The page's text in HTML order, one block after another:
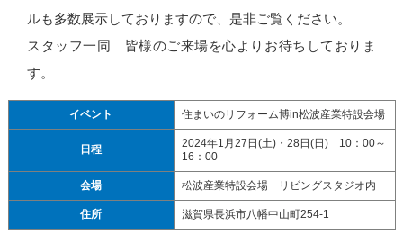
ルも多数展示しておりますので、是非ご覧ください。
スタッフ一同 皆様のご来場を心よりお待ちしておりま
す。
イベント 住まいのリフォーム博in松波産業特設会場
日程
2024年1月27日(土)・28日(日) 10：00～
16：00
会場 松波産業特設会場 リビングスタジオ内
住所 滋賀県長浜市八幡中山町254-1